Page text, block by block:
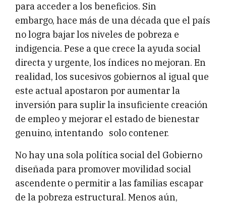
para acceder a los beneficios. Sin
embargo, hace más de una década que el país
no logra bajar los niveles de pobreza e
indigencia. Pese a que crece la ayuda social
directa y urgente, los índices no mejoran. En
realidad, los sucesivos gobiernos al igual que
este actual apostaron por aumentar la
inversión para suplir la insuficiente creación
de empleo y mejorar el estado de bienestar
genuino, intentando solo contener.
No hay una sola política social del Gobierno
diseñada para promover movilidad social
ascendente o permitir a las familias escapar
de la pobreza estructural. Menos aún,